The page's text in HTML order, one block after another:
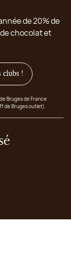
de 20% de
de chocolat et
clubs !
Bruges de France
de Bruges outlet).
devenir